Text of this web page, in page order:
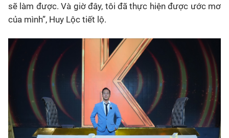
sẽ làm được. Và giờ đây, tôi đã thực hiện được ước mơ
của mình”, Huy Lộc tiết lộ.